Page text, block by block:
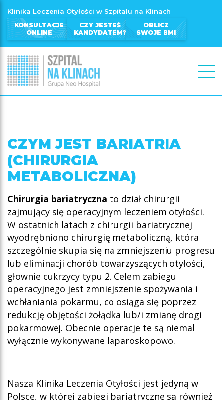
Klinika Leczenia Otyłości w Szpitalu na Klinach
KONSULTACJE
ONLINE
CZY JESTEŚ
KANDYDATEM?
OBLICZ
SWOJE BMI
CZYM JEST BARIATRIA
(CHIRURGIA
METABOLICZNA)
Chirurgia bariatryczna to dział chirurgii
zajmujący się operacyjnym leczeniem otyłości.
W ostatnich latach z chirurgii bariatrycznej
wyodrębniono chirurgię metaboliczną, która
szczególnie skupia się na zmniejszeniu progresu
lub eliminacji chorób towarzyszących otyłości,
głownie cukrzycy typu 2. Celem zabiegu
operacyjnego jest zmniejszenie spożywania i
wchłaniania pokarmu, co osiąga się poprzez
redukcję objętości żołądka lub/i zmianę drogi
pokarmowej. Obecnie operacje te są niemal
wyłącznie wykonywane laparoskopowo.
Nasza Klinika Leczenia Otyłości jest jedyną w
Polsce, w której zabiegi bariatryczne są również